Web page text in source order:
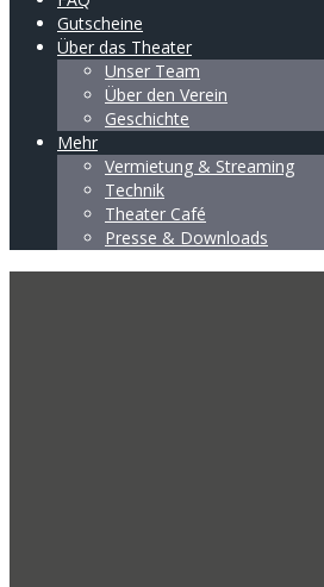
Gutscheine
Über das Theater
Unser Team
Über den Verein
Geschichte
Mehr
Vermietung & Streaming
Technik
Theater Café
Presse & Downloads